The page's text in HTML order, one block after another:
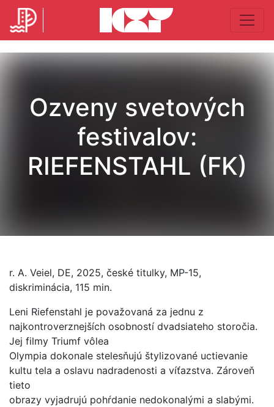
Ozveny svetových
festivalov:
RIEFENSTAHL (FK)
r. A. Veiel, DE, 2025, české titulky, MP-15,
diskriminácia, 115 min.
Leni Riefenstahl je považovaná za jednu z
najkontroverznejších osobností dvadsiateho storočia.
Jej filmy Triumf vôlea
Olympia dokonale stelesňujú štylizované uctievanie
kultu tela a oslavu nadradenosti a víťazstva. Zároveň
tieto
obrazy vyjadrujú pohŕdanie nedokonalými a slabými.